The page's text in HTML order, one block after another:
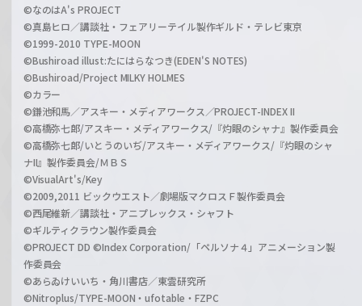
©なのはA's PROJECT
©真島ヒロ／講談社・フェアリーテイル製作ギルド・テレビ東京
©1999-2010 TYPE-MOON
©Bushiroad illust:たにはらなつき(EDEN'S NOTES)
©Bushiroad/Project MILKY HOLMES
©カラー
©鎌池和馬／アスキー・メディアワークス／PROJECT-INDEX II
©高橋弥七郎/アスキー・メディアワークス/『灼眼のシャナ』製作委員会
©高橋弥七郎/いとうのいぢ/アスキー・メディアワークス/『灼眼のシャ
ナII』製作委員会/ＭＢＳ
©VisualArt's/Key
©2009,2011 ビックウエスト／劇場版マクロスＦ製作委員会
©西尾維新／講談社・アニプレックス・シャフト
©ギルティクラウン製作委員会
©PROJECT DD ©Index Corporation/「ペルソナ４」アニメーション製
作委員会
©あらゐけいいち・角川書店／東雲研究所
©Nitroplus/TYPE-MOON・ufotable・FZPC